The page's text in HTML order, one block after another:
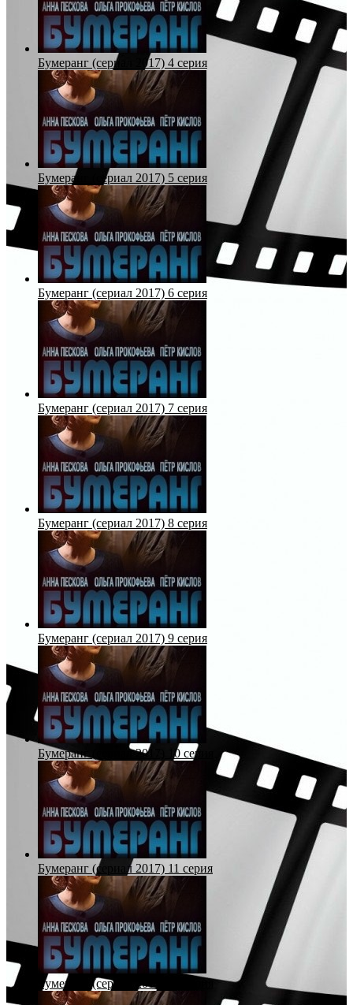
Бумеранг (сериал 2017) 4 серия
Бумеранг (сериал 2017) 5 серия
Бумеранг (сериал 2017) 6 серия
Бумеранг (сериал 2017) 7 серия
Бумеранг (сериал 2017) 8 серия
Бумеранг (сериал 2017) 9 серия
Бумеранг (сериал 2017) 10 серия
Бумеранг (сериал 2017) 11 серия
Бумеранг (сериал 2017) 12 серия